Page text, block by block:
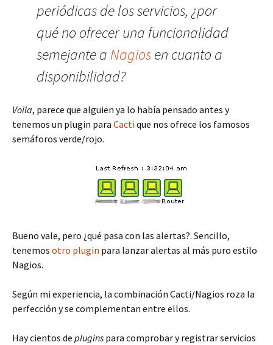
periódicas de los servicios, ¿por
qué no ofrecer una funcionalidad
semejante a Nagiosen cuanto a
disponibilidad?
Voila, parece que alguien ya lo había pensado antes y
tenemos un plugin para Cactique nos ofrece los famosos
semáforos verde/rojo.
Bueno vale, pero ¿qué pasa con las alertas?. Sencillo,
tenemos otro plugin para lanzar alertas al más puro estilo
Nagios.
Según mi experiencia, la combinación Cacti/Nagios roza la
perfección y se complementan entre ellos.
Hay cientos de plugins para comprobar y registrar servicios